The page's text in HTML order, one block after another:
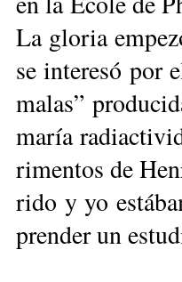
La glo­ria
se in­te­re­só por
ma­las”
ma­ría
ri­men­tos de
ri­do y yo
pren­der un